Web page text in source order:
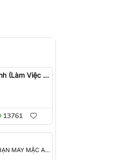
Nhân Viên Tư Vấn Tuyển Sinh (Làm Việc Tại Văn Phòng)
13761
CÔNG TY TRÁCH NHIỆM HỮU HẠN MAY MẶC ALLIANCE ONE